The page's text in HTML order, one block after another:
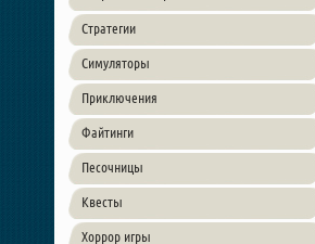
Стратегии
Симуляторы
Приключения
Файтинги
Песочницы
Квесты
Хоррор игры